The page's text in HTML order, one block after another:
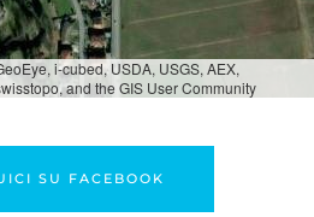
i-cubed, USDA, USGS, AEX,
and the GIS User Community
SU FACEBOOK